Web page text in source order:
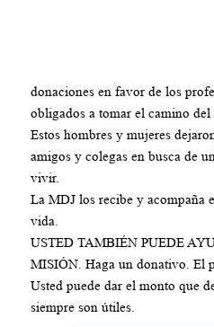
donaciones en favor de los
obligados a tomar el camino
Estos hombres y mujeres
amigos y colegas en busca de
vivir.
La MDJ los recibe y acompaña
vida.
USTED TAMBIÉN PUEDE
MISIÓN. Haga un donativo. El
Usted puede dar el monto que
siempre son útiles.